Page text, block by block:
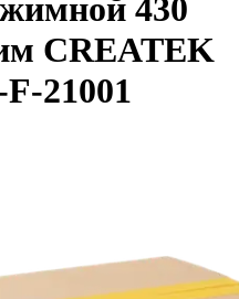
430
CREATEK
21001